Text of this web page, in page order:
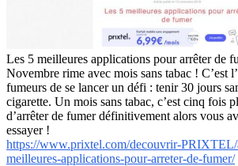
Les 5 meilleures applications pour arrêter de
Novembre rime avec mois sans tabac ! C’est
fumeurs de se lancer un défi : tenir 30 jours
cigarette. Un mois sans tabac, c’est cinq fois
d’arrêter de fumer définitivement alors vous
essayer !
https://www.prixtel.com/decouvrir-PRIXTEL/
meilleures-applications-pour-arreter-de-fumer/